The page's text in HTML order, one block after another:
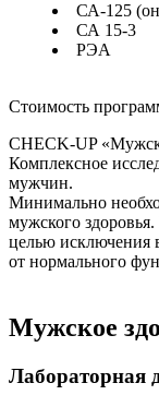
СА-125
СА 15-3
РЭА
Стоимость
CHECK-UP
Комплексное
мужчин.
Минимально
мужского
целью исключения
от нормального
Мужское
Лабораторная